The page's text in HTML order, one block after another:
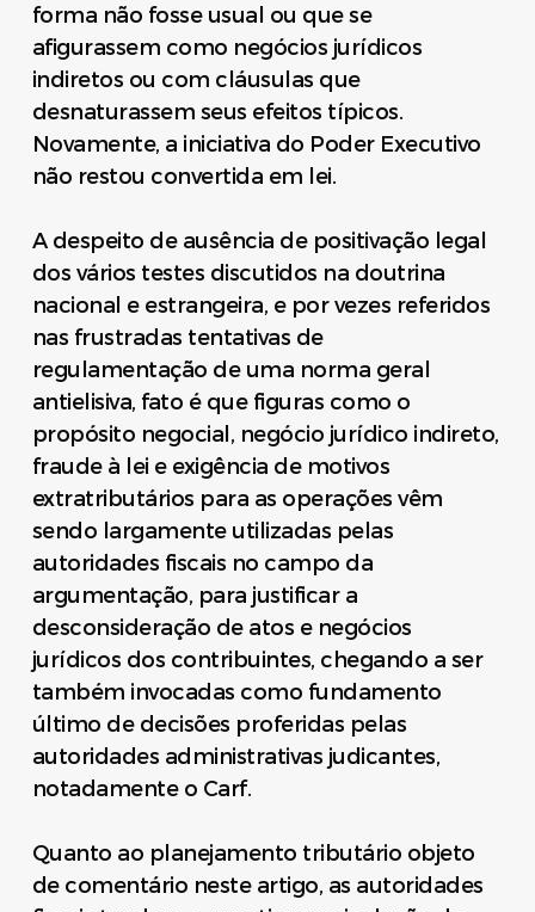
forma não fosse usual ou que se
afigurassem como negócios jurídicos
indiretos ou com cláusulas que
desnaturassem seus efeitos típicos.
Novamente, a iniciativa do Poder Executivo
não restou convertida em lei.
A despeito de ausência de positivação legal
dos vários testes discutidos na doutrina
nacional e estrangeira, e por vezes referidos
nas frustradas tentativas de
regulamentação de uma norma geral
antielisiva, fato é que figuras como o
propósito negocial, negócio jurídico indireto,
fraude à lei e exigência de motivos
extratributários para as operações vêm
sendo largamente utilizadas pelas
autoridades fiscais no campo da
argumentação, para justificar a
desconsideração de atos e negócios
jurídicos dos contribuintes, chegando a ser
também invocadas como fundamento
último de decisões proferidas pelas
autoridades administrativas judicantes,
notadamente o Carf.
Quanto ao planejamento tributário objeto
de comentário neste artigo, as autoridades